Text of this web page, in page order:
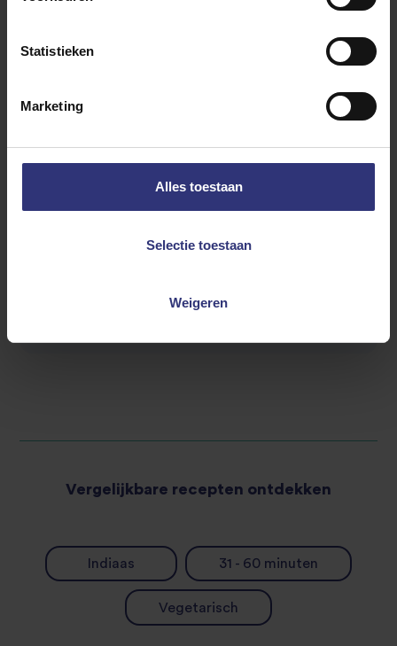
Statistieken
Marketing
Alles toestaan
Selectie toestaan
Weigeren
6 groene kardamompeulen
1 el zonnebloemolie of ghee
Vergelijkbare recepten ontdekken
Indiaas 31 - 60 minuten
Vegetarisch